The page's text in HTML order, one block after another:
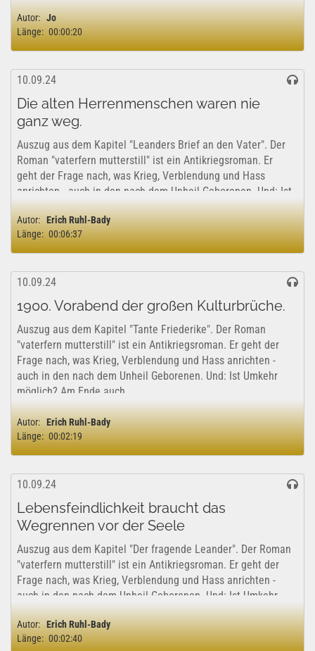
Autor: Jo
Länge: 00:00:20
10.09.24
Die alten Herrenmenschen waren nie
ganz weg.
Auszug aus dem Kapitel "Leanders Brief an den Vater". Der
Roman "vaterfern mutterstill" ist ein Antikriegsroman. Er
geht der Frage nach, was Krieg, Verblendung und Hass
anrichten - auch in den nach dem Unheil Geborenen. Und: Ist
Umkehr möglich? Am Ende...
Autor: Erich Ruhl-Bady
Länge: 00:06:37
10.09.24
1900. Vorabend der großen Kulturbrüche.
Auszug aus dem Kapitel "Tante Friederike". Der Roman
"vaterfern mutterstill" ist ein Antikriegsroman. Er geht der
Frage nach, was Krieg, Verblendung und Hass anrichten -
auch in den nach dem Unheil Geborenen. Und: Ist Umkehr
möglich? Am Ende auch...
Autor: Erich Ruhl-Bady
Länge: 00:02:19
10.09.24
Lebensfeindlichkeit braucht das
Wegrennen vor der Seele
Auszug aus dem Kapitel "Der fragende Leander". Der Roman
"vaterfern mutterstill" ist ein Antikriegsroman. Er geht der
Frage nach, was Krieg, Verblendung und Hass anrichten -
auch in den nach dem Unheil Geborenen. Und: Ist Umkehr
möglich? Am Ende auch...
Autor: Erich Ruhl-Bady
Länge: 00:02:40